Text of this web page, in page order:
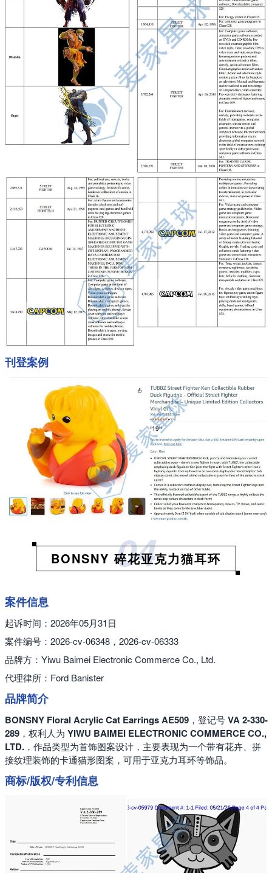
刊登案例
04
BONSNY 碎花亚克力猫耳环
案件信息
起诉时间：2026年05月31日
案件编号：2026-cv-06348，2026-cv-06333
品牌方：Yiwu Baimei Electronic Commerce Co., Ltd.
代理律所：Ford Banister
品牌简介
BONSNY Floral Acrylic Cat Earrings AE509，登记号VA 2-330-
289，权利人为 YIWU BAIMEI ELECTRONIC COMMERCE CO.,
LTD.，作品类型为首饰图案设计，主要表现为一个带有花卉、拼
接纹理装饰的卡通猫形图案，可用于亚克力耳环等饰品。
商标/版权/专利信息